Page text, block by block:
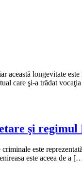
longevitate
care şi-a trădat
şi regimul
este
este aceea de a